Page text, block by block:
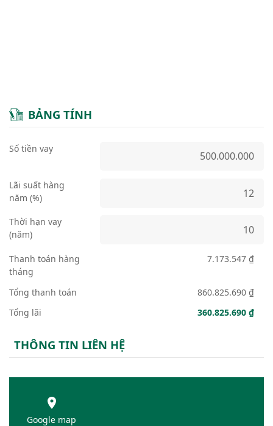
BẢNG TÍNH
Số tiền vay
Lãi suất hàng
năm (%)
Thời hạn vay
(năm)
Thanh toán hàng
tháng
7.173.547 ₫
Tổng thanh toán
860.825.690 ₫
Tổng lãi
360.825.690 ₫
THÔNG TIN LIÊN HỆ
Google map